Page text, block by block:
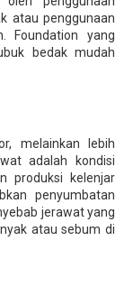
atau penggunaan
Foundation yang
bedak mudah
melainkan lebih
adalah kondisi
produksi kelenjar
penyumbatan
jerawat yang
atau sebum di